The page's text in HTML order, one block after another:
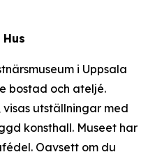
i Uppsala
bostad och ateljé.
visas utställningar med
konsthall. Museet har
Oavsett om du